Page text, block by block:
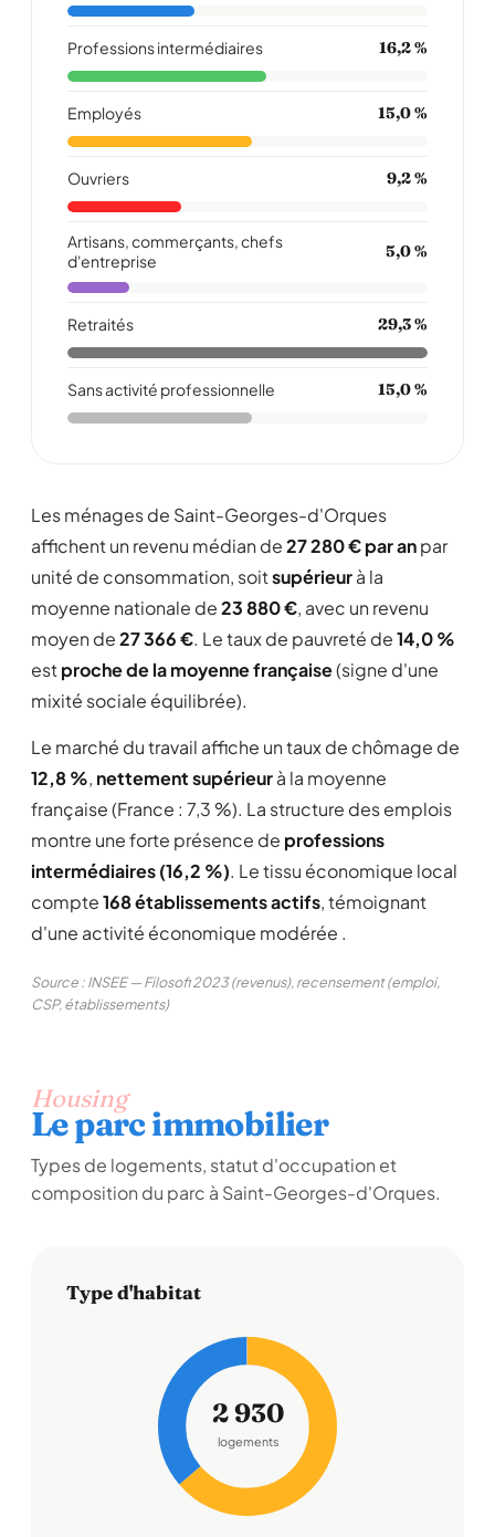
Professions intermédiaires 16,2 %
Employés 15,0 %
Ouvriers 9,2 %
Artisans, commerçants, chefs
d'entreprise
5,0 %
Retraités 29,3 %
Sans activité professionnelle 15,0 %
Les ménages de Saint-Georges-d'Orques
affichent un revenu médian de27 280 € par anpar
unité de consommation, soitsupérieurà la
moyenne nationale de23 880 €, avec un revenu
moyen de27 366 €. Le taux de pauvreté de14,0 %
estproche de la moyenne française(signe d'une
mixité sociale équilibrée).
Le marché du travail affiche un taux de chômage de
12,8 %, nettement supérieurà la moyenne
française (France : 7,3 %). La structure des emplois
montre une forte présence de professions
intermédiaires (16,2 %). Le tissu économique local
compte168 établissements actifs, témoignant
d'une activité économique modérée .
Source : INSEE — Filosofi 2023 (revenus), recensement (emploi,
CSP, établissements)
Housing
Le parc immobilier
Types de logements, statut d'occupation et
composition du parc à Saint-Georges-d'Orques.
Type d'habitat
2 930
logements